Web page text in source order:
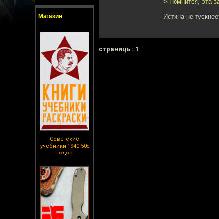
Магазин
Советские
учебники 1940-50х
годов
> Помнится, эта
Истина не
cтраницы: 1